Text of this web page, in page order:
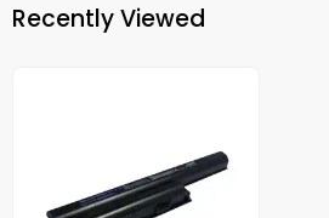
Recently Viewed